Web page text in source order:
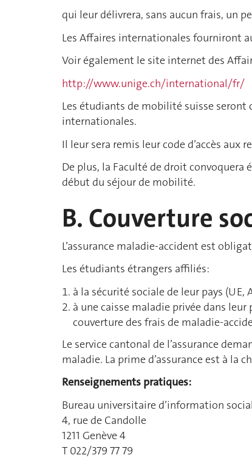
qui leur délivrera, sans aucun frais, un
Les Affaires internationales fourniront
Voir également le site internet des
http://www.unige.ch/international/fr/
Les étudiants de mobilité suisse seront
internationales.
Il leur sera remis leur code d’accès aux
De plus, la Faculté de droit convoquera
début du séjour de mobilité.
B. Couverture
L’assurance maladie-accident est
Les étudiants étrangers affiliés:
à la sécurité sociale de leur pays (UE,
à une caisse maladie privée dans
couverture des frais de maladie-
Le service cantonal de l’assurance
maladie. La prime d’assurance est à la
Renseignements pratiques:
Bureau universitaire d’information
4, rue de Candolle
1211 Genève 4
T 022/379 77 79